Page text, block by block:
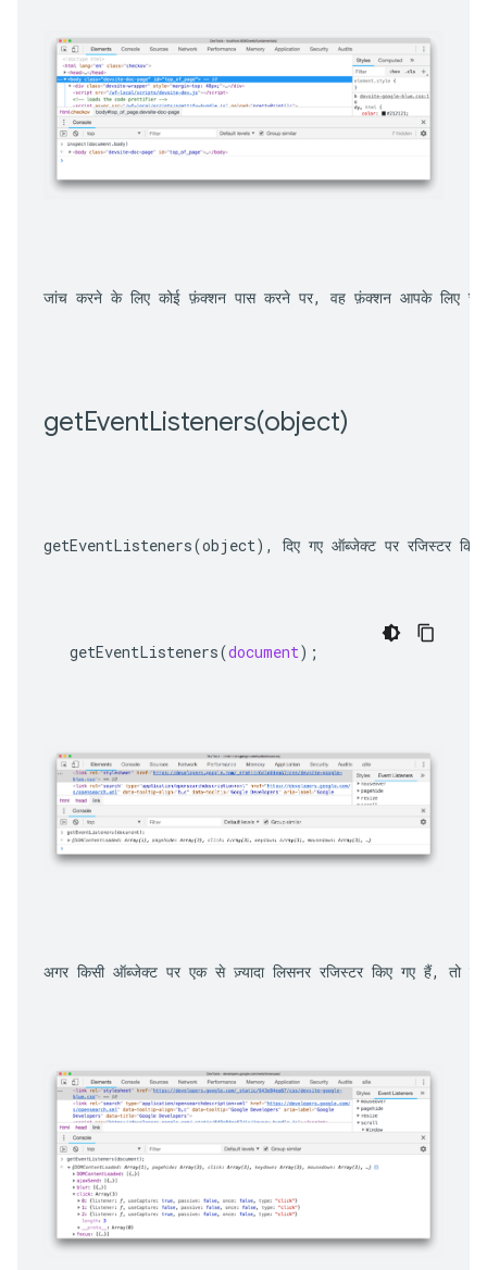
जांच करने के लिए कोई फ़ंक्शन पास करने पर, वह फ़ंक्शन आपके लिए
getEventListeners(object)
getEventListeners(object) , दिए गए ऑब्जेक्ट पर रजिस्टर
getEventListeners(document);
अगर किसी ऑब्जेक्ट पर एक से ज़्यादा लिसनर रजिस्टर किए गए हैं, तो